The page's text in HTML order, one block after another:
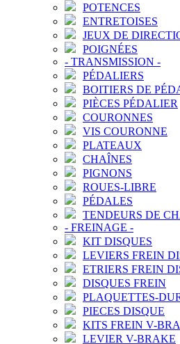
POTENCES
ENTRETOISES
JEUX DE
POIGNÉES
- TRANSMISSION -
PÉDALIERS
BOITIERS DE
PIÈCES PÉDALIER
COURONNES
VIS COURONNE
PLATEAUX
CHAÎNES
PIGNONS
ROUES-LIBRE
PÉDALES
TENDEURS DE
- FREINAGE -
KIT DISQUES
LEVIERS FREIN
ETRIERS FREIN
DISQUES FREIN
PLAQUETTES-
PIECES DISQUE
KITS FREIN V-
LEVIER V-BRAKE